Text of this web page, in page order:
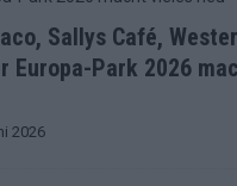
Sallys Café,
Europa-Park 2026
2026